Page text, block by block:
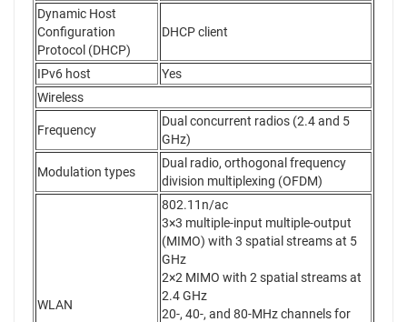
Dynamic Host
Configuration
Protocol (DHCP)
DHCP client
IPv6 host
Yes
Wireless
Frequency
Dual concurrent radios (2.4 and 5
GHz)
Modulation types
Dual radio, orthogonal frequency
division multiplexing (OFDM)
WLAN
802.11n/ac
3×3 multiple-input multiple-output
(MIMO) with 3 spatial streams at 5
GHz
2×2 MIMO with 2 spatial streams at
2.4 GHz
20-, 40-, and 80-MHz channels for